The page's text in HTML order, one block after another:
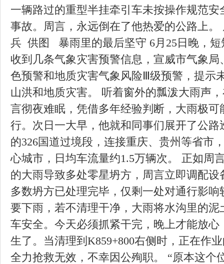
一辆路过的重型半挂牵引车未按操作规范
事故。周言，永远倒在了他热爱的公路上
兵 供图 暴雨里的最后坚守 6月25日晚，短
收到几条气象灾害预警信息，宣威市气象
色预警和地质灾害气象风险Ⅲ级预警，提示
山洪和地质灾害。 听着窗外的瓢泼大雨声
言彻夜难眠，凭借多年经验判断，大雨极
行。次日一大早，他就和同事们展开了公
的326国道过境段，连接重庆、贵州等省市
心城市，日均车流量约1.5万辆次。 正如周
的大雨导致多处零星坍方，周言立即调配设
多数坍方已处理完毕，仅剩一处对通行影
要下雨，若不清理干净，大雨将水沟里的
车安全。今天必须抓紧干完，晚上才能放
生了。当清理到K859+800右侧时，正在作
全力抢救无效，不幸因公殉职。 “原本这个